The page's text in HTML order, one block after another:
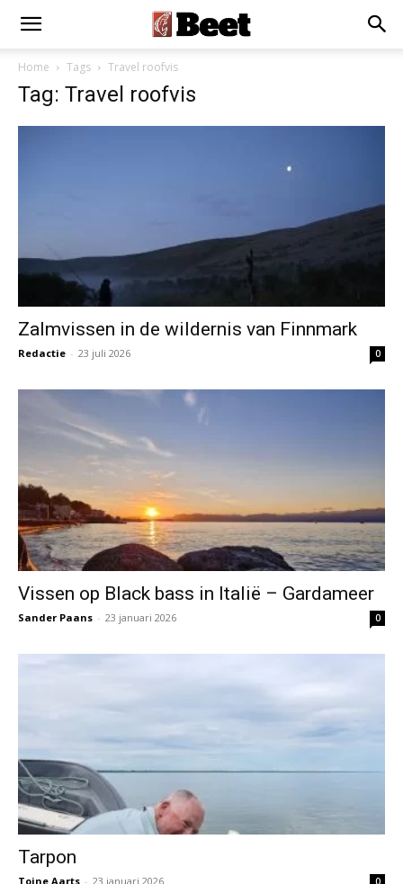
Home Tags Travel roofvis
Tag: Travel roofvis
Zalmvissen in de wildernis van Finnmark
Redactie - 23 juli 2026 0
Vissen op Black bass in Italië – Gardameer
Sander Paans - 23 januari 2026 0
Tarpon
Toine Aarts - 23 januari 2026